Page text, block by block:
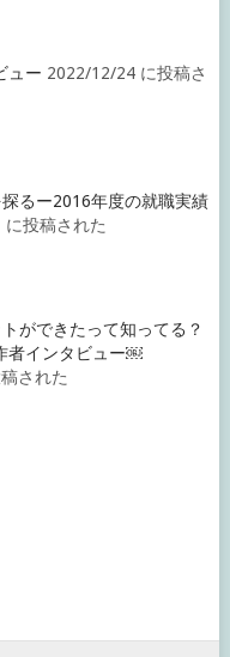
ュー 2022/12/24 に投稿さ
るー2016年度の就職実績
投稿された
ができたって知ってる？
者インタビュー￼
された